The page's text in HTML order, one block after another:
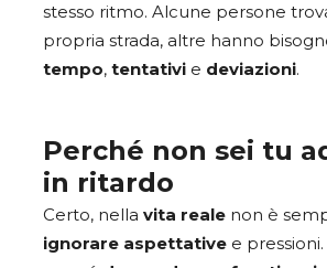
stesso ritmo. Alcune persone
propria strada, altre hanno
tempo, tentativi e deviazioni.
Perché non sei tu
in ritardo
Certo, nella vita reale non è
ignorare aspettative e